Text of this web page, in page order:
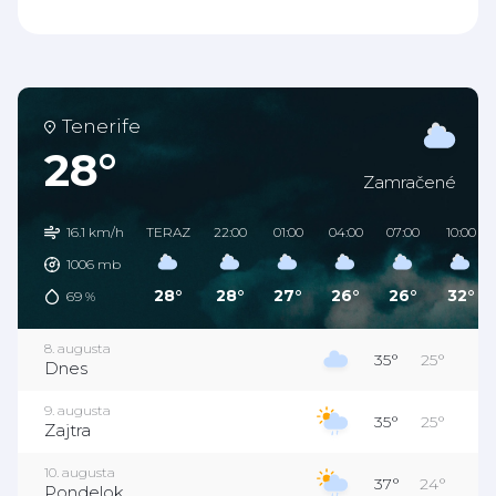
Tenerife
28° Zamračené
16.1 km/h
1006 mb
69 %
TERAZ
28°
22:00
28°
01:00
27°
04:00
26°
07:00
26°
10:00
32°
8. augusta
Dnes 35° 25°
9. augusta
Zajtra 35° 25°
10. augusta
37° 24°